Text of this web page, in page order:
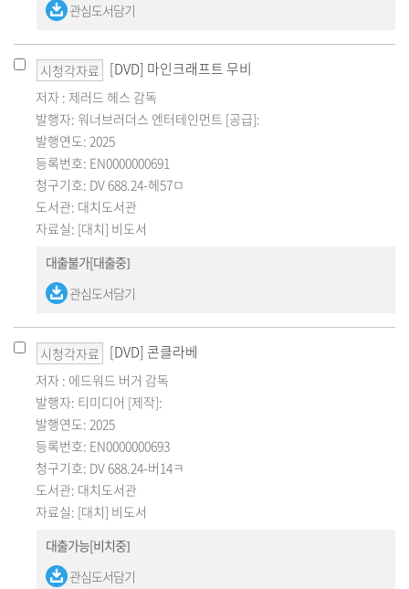
관심도서담기
시청각자료 [DVD] 마인크래프트 무비
저자 : 제러드 헤스 감독
발행자: 워너브러더스 엔터테인먼트 [공급]:
발행연도: 2025
등록번호: EN0000000691
청구기호: DV 688.24-헤57ㅁ
도서관: 대치도서관
자료실: [대치] 비도서
대출불가[대출중]
관심도서담기
시청각자료 [DVD] 콘클라베
저자 : 에드워드 버거 감독
발행자: 티미디어 [제작]:
발행연도: 2025
등록번호: EN0000000693
청구기호: DV 688.24-버14ㅋ
도서관: 대치도서관
자료실: [대치] 비도서
대출가능[비치중]
관심도서담기